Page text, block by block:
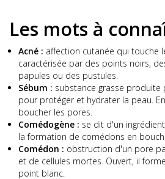
Les mots à
Acné : affection cutanée qui touche
caractérisée par des points noirs,
papules ou des pustules.
Sébum : substance grasse produite
pour protéger et hydrater la peau.
boucher les pores.
Comédogène : se dit d'un
la formation de comédons en
Comédon : obstruction d'un pore
et de cellules mortes. Ouvert, il
point blanc.